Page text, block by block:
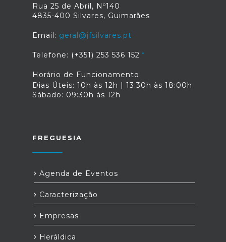
Rua 25 de Abril, Nº140
4835-400 Silvares, Guimarães
Email: geral@jfsilvares.pt
Telefone: (+351) 253 536 152
Horário de Funcionamento:
Dias Úteis: 10h às 12h | 13:30h às 18:00h
Sábado: 09:30h às 12h
FREGUESIA
Agenda de Eventos
Caracterização
Empresas
Heráldica